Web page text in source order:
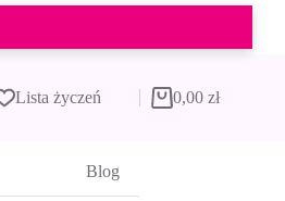
Lista życzeń Koszyk
0,00 zł
Blog